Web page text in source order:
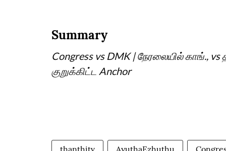
Summary
Congress vs DMK | நேரலையில் காங்.,
குறுக்கிட்ட Anchor